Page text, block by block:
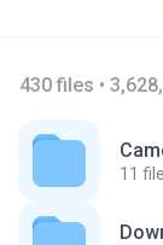
430 files •
11